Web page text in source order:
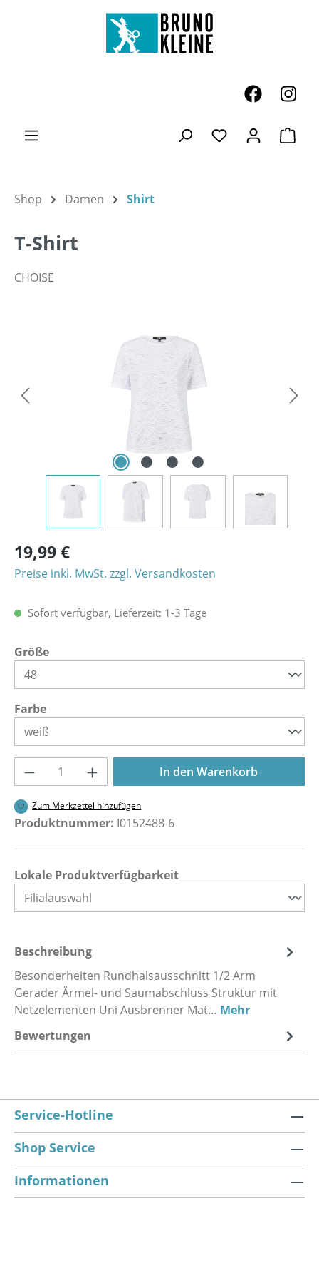
Zum Hauptinhalt springen
Du hast 0
Shop Damen Shirt
T-Shirt
CHOISE
19,99 €
Preise inkl. MwSt. zzgl. Versandkosten
Sofort verfügbar, Lieferzeit: 1-3 Tage
Größeauswählen
Farbeauswählen
Produkt Anzahl: Gib den gewünschten
In den Warenkorb
Zum Merkzettel hinzufügen
Produktnummer: I0152488-6
Lokale Produktverfügbarkeit
Beschreibung
Besonderheiten Rundhalsausschnitt 1/2 Arm
Gerader Ärmel- und Saumabschluss Struktur mit
Netzelementen Uni Ausbrenner Mat… Mehr
Bewertungen
Service-Hotline
Shop Service
Informationen